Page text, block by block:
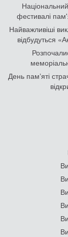
фестивалі
Найважливіші
відбудуться
День памʼяті